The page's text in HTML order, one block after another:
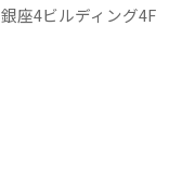
座4ビルディング4F